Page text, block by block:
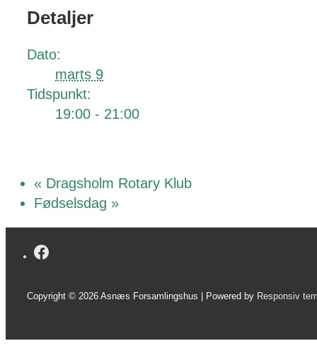
Detaljer
Dato:
marts 9
Tidspunkt:
19:00 - 21:00
« Dragsholm Rotary Klub
Fødselsdag »
Copyright © 2026 Asnæs Forsamlingshus | Powered by Responsiv